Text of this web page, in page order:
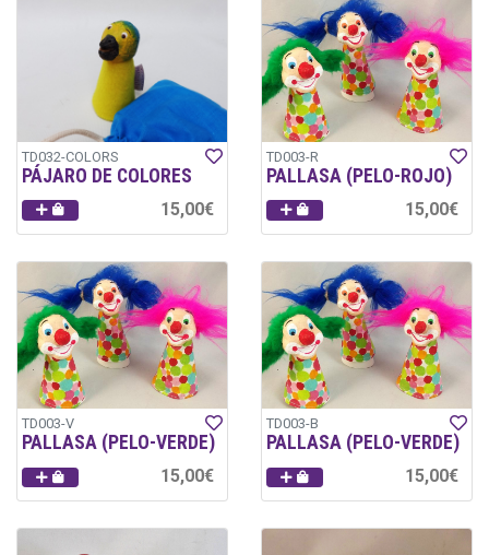
TD032-COLORS
PÁJARO DE COLORES
15,00€
TD003-R
PALLASA (PELO-ROJO)
15,00€
TD003-V
PALLASA (PELO-VERDE)
15,00€
TD003-B
PALLASA (PELO-VERDE)
15,00€